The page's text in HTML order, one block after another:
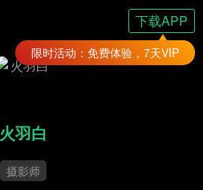
下载APP
限时活动：免费体验，7天VIP
火羽白
摄影师